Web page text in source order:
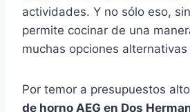
actividades. Y no sólo eso,
permite cocinar de una
muchas opciones
Por temor a presupuestos
de horno AEG en Dos